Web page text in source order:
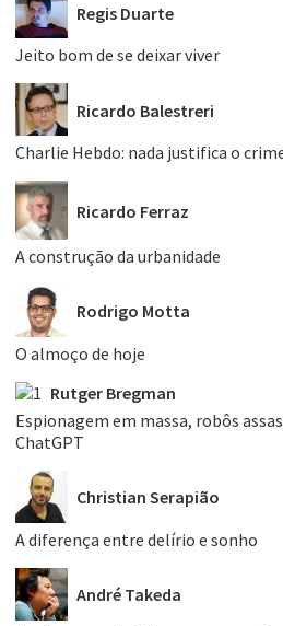
Regis Duarte
Jeito bom de se deixar viver
Ricardo Balestreri
Charlie Hebdo: nada justifica o
Ricardo Ferraz
A construção da urbanidade
Rodrigo Motta
O almoço de hoje
Rutger Bregman
Espionagem em massa, robôs
ChatGPT
Christian Serapião
A diferença entre delírio e sonho
André Takeda